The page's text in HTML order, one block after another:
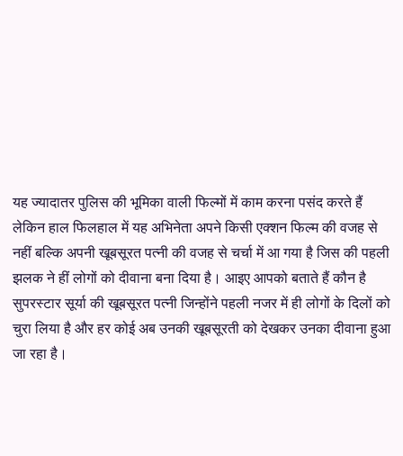
यह ज्यादातर पुलिस की भूमिका वाली फिल्मों में काम करना पसंद करते हैं
लेकिन हाल फिलहाल में यह अभिनेता अपने किसी एक्शन फिल्म की वजह से
नहीं बल्कि अपनी खूबसूरत पत्नी की वजह से चर्चा में आ गया है जिस की पहली
झलक ने हीं लोगों को दीवाना बना दिया है। आइए आपको बताते हैं कौन है
सुपरस्टार सूर्या की खूबसूरत पत्नी जिन्होंने पहली नजर में ही लोगों के दिलों को
चुरा लिया है और हर कोई अब उनकी खूबसूरती को देखकर उनका दीवाना हुआ
जा रहा है।